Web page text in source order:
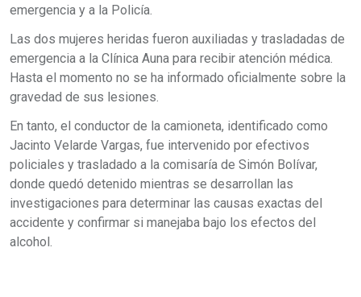
emergencia y a la Policía.
Las dos mujeres heridas fueron auxiliadas y trasladadas de
emergencia a la Clínica Auna para recibir atención médica.
Hasta el momento no se ha informado oficialmente sobre la
gravedad de sus lesiones.
En tanto, el conductor de la camioneta, identificado como
Jacinto Velarde Vargas, fue intervenido por efectivos
policiales y trasladado a la comisaría de Simón Bolívar,
donde quedó detenido mientras se desarrollan las
investigaciones para determinar las causas exactas del
accidente y confirmar si manejaba bajo los efectos del
alcohol.